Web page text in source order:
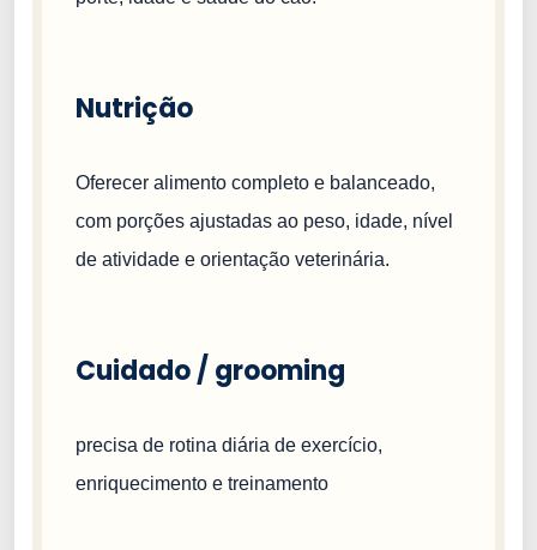
Nutrição
Oferecer alimento completo e balanceado,
com porções ajustadas ao peso, idade, nível
de atividade e orientação veterinária.
Cuidado / grooming
precisa de rotina diária de exercício,
enriquecimento e treinamento